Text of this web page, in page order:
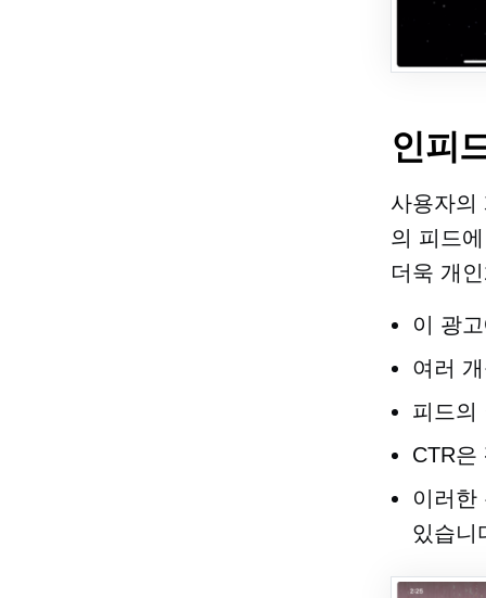
인피
사용자의
의 피드
더욱 개
이 광
여러
피드의
CTR은
이러한
있습니